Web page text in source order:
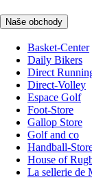
Naše obchody
Basket-Center
Daily Bikers
Direct
Direct-Volley
Espace Golf
Foot-Store
Gallop Store
Golf and co
Handball-
House of
La sellerie de